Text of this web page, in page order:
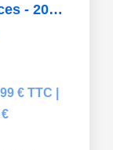
VILLENNES SUR SEINE - 8 pièces - 205 m2
€ TTC